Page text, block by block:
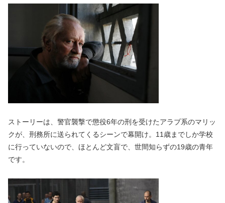
ストーリーは、警官襲撃で懲役6年の刑を受けたアラブ系のマリッ
クが、刑務所に送られてくるシーンで幕開け。11歳までしか学校
に行っていないので、ほとんど文盲で、世間知らずの19歳の青年
です。